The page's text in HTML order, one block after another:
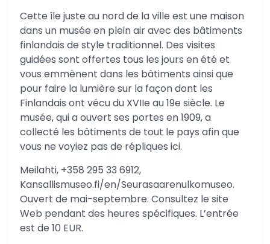
Cette île juste au nord de la ville est une maison
dans un musée en plein air avec des bâtiments
finlandais de style traditionnel. Des visites
guidées sont offertes tous les jours en été et
vous emmènent dans les bâtiments ainsi que
pour faire la lumière sur la façon dont les
Finlandais ont vécu du XVIIe au 19e siècle. Le
musée, qui a ouvert ses portes en 1909, a
collecté les bâtiments de tout le pays afin que
vous ne voyiez pas de répliques ici.
Meilahti, +358 295 33 6912,
Kansallismuseo.fi/en/Seurasaarenulkomuseo.
Ouvert de mai-septembre. Consultez le site
Web pendant des heures spécifiques. L’entrée
est de 10 EUR.